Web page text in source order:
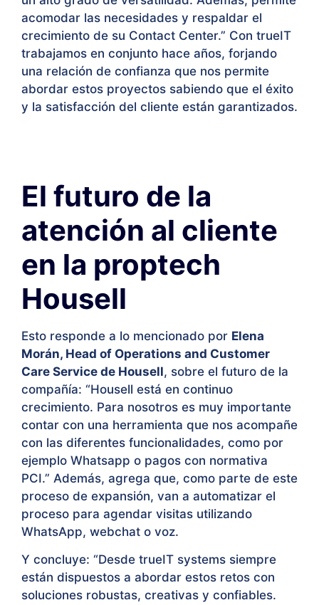
acomodar las necesidades y respaldar el
crecimiento de su Contact Center.” Con trueIT
trabajamos en conjunto hace años, forjando
una relación de confianza que nos permite
abordar estos proyectos sabiendo que el éxito
y la satisfacción del cliente están garantizados.
El futuro de la
atención al cliente
en la proptech
Housell
Esto responde a lo mencionado por Elena
Morán, Head of Operations and Customer
Care Service de Housell, sobre el futuro de la
compañía: “Housell está en continuo
crecimiento. Para nosotros es muy importante
contar con una herramienta que nos acompañe
con las diferentes funcionalidades, como por
ejemplo Whatsapp o pagos con normativa
PCI.” Además, agrega que, como parte de este
proceso de expansión, van a automatizar el
proceso para agendar visitas utilizando
WhatsApp, webchat o voz.
Y concluye: “Desde trueIT systems siempre
están dispuestos a abordar estos retos con
soluciones robustas, creativas y confiables.